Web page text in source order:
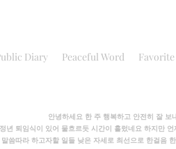
Diary Peaceful Word
안녕하세요 한 주 행복하고 안전히 잘 보
년 퇴임식이 있어 물흐르듯 시간이 흘렀네요 하지만
씀따라 하고자할 일들 낮은 자세로 최선으로 한걸음